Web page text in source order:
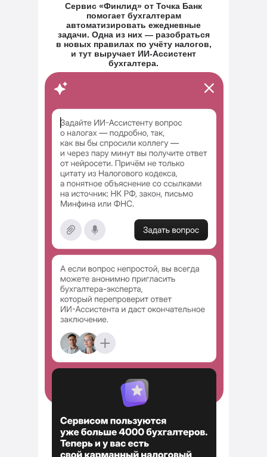
Сервис «Финлид» от Точка Банк
помогает бухгалтерам
автоматизировать ежедневные
задачи. Одна из них — разобраться
в новых правилах по учёту налогов,
и тут выручает ИИ-Ассистент
бухгалтера.